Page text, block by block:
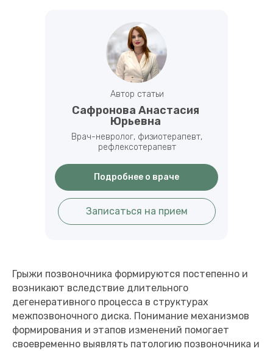
Подробнее о враче
Врач-невролог, физиотерапевт,
рефлексотерапевт
Автор статьи
Записаться на прием
Сафронова Анастасия
Юрьевна
Грыжи позвоночника формируются постепенно и
возникают вследствие длительного
дегенеративного процесса в структурах
межпозвоночного диска. Понимание механизмов
формирования и этапов изменений помогает
своевременно выявлять патологию позвоночника и